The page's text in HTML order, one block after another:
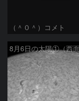
（＾０＾）コメト
8月6日の太陽①（西面